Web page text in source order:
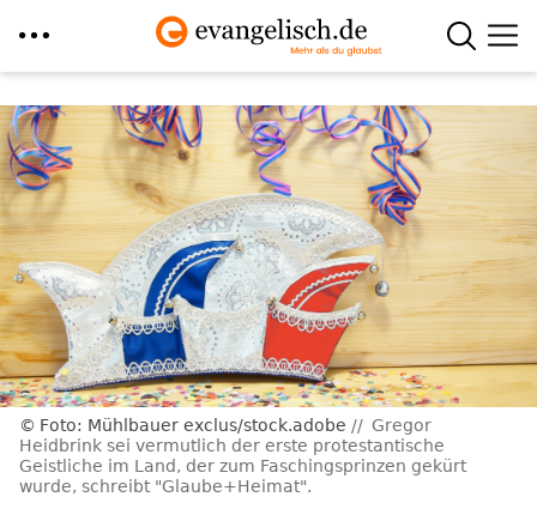
zum
Inhalt
Foto: Mühlbauer exclus/stock.adobe
Gregor
Heidbrink sei vermutlich der erste protestantische
Geistliche im Land, der zum Faschingsprinzen gekürt
wurde, schreibt "Glaube+Heimat".